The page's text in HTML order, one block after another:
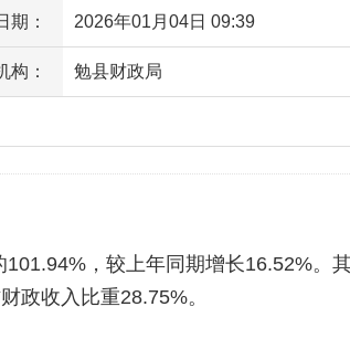
期： 2026年01月04日 09:39
构： 勉县财政局
，较上年同期增长16.52%。
政收入比重28.75%。